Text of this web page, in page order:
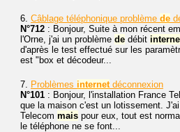
6. Câblage téléphonique problème de
N°712 : Bonjour, Suite à mon récent
l'Orne, j'ai un problème de débit
d'après le test effectué sur les
est "box et décodeur...
7. Problèmes internetdéconnexion
N°101 : Bonjour, l'installation France
que la maison c'est un lotissement.
Telecom mais pour eux, tout est
le téléphone ne se font...